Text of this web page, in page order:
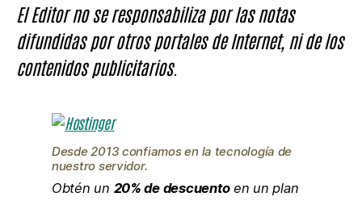
El Editor no se responsabiliza por las notas
difundidas por otros portales de Internet, ni de los
contenidos publicitarios.
Desde 2013 confiamos en la tecnología de
nuestro servidor.
Obtén un 20% de descuentoen un plan